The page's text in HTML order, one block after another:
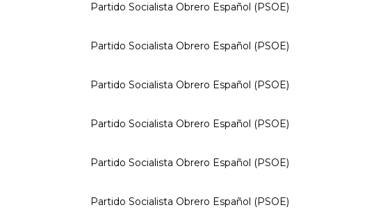
Partido Socialista Obrero Español (PSOE)
Partido Socialista Obrero Español (PSOE)
Partido Socialista Obrero Español (PSOE)
Partido Socialista Obrero Español (PSOE)
Partido Socialista Obrero Español (PSOE)
Partido Socialista Obrero Español (PSOE)